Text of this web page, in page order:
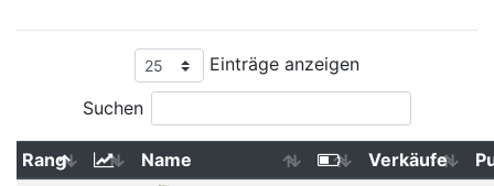
Einträge anzeigen
Suchen
Rang Name Verkäufe